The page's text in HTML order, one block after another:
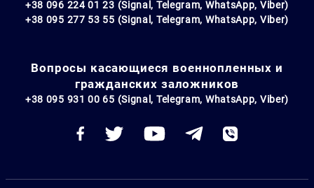
+38 096 224 01 23 (Signal, Telegram, WhatsApp, Viber)
+38 095 277 53 55 (Signal, Telegram, WhatsApp, Viber)
Вопросы касающиеся военнопленных и
гражданских заложников
+38 095 931 00 65 (Signal, Telegram, WhatsApp, Viber)